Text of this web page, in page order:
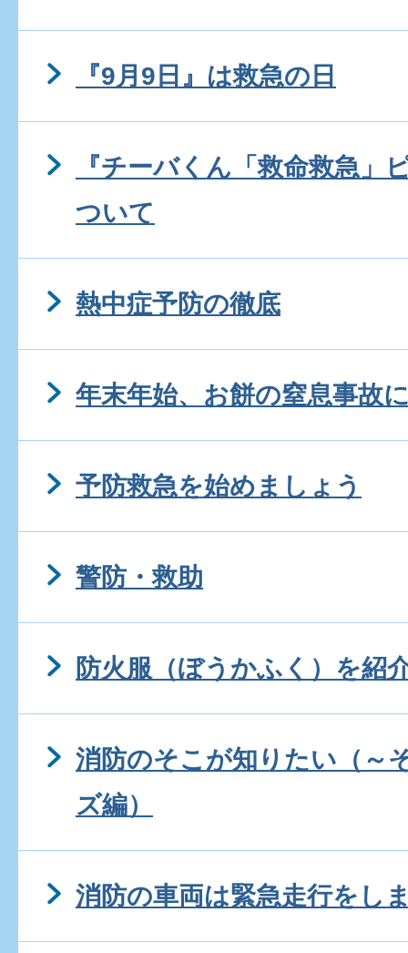
『9月9日』は救急の日
『チーバくん「救命救急」
ついて
熱中症予防の徹底
年末年始、お餅の窒息事故
予防救急を始めましょう
警防・救助
防火服（ぼうかふく）を紹
消防のそこが知りたい（～
ズ編）
消防の車両は緊急走行をし